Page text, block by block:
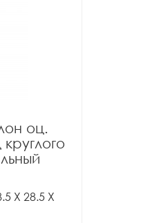
оц.
X 28.5 X